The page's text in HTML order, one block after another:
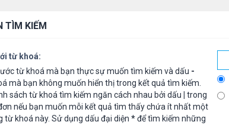
TÌM KIẾM
từ khoá:
từ khoá mà bạn thực sự muốn tìm kiếm và dấu -
mà bạn không muốn hiển thị trong kết quả tìm kiếm.
sách từ khoá tìm kiếm ngăn cách nhau bởi dấu
trong
nếu bạn muốn mỗi kết quả tìm thấy chứa ít nhất một
từ khoá này. Sử dụng dấu đại diện *để tìm kiếm những